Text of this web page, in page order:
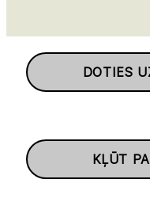
DOTIES
KĻŪT